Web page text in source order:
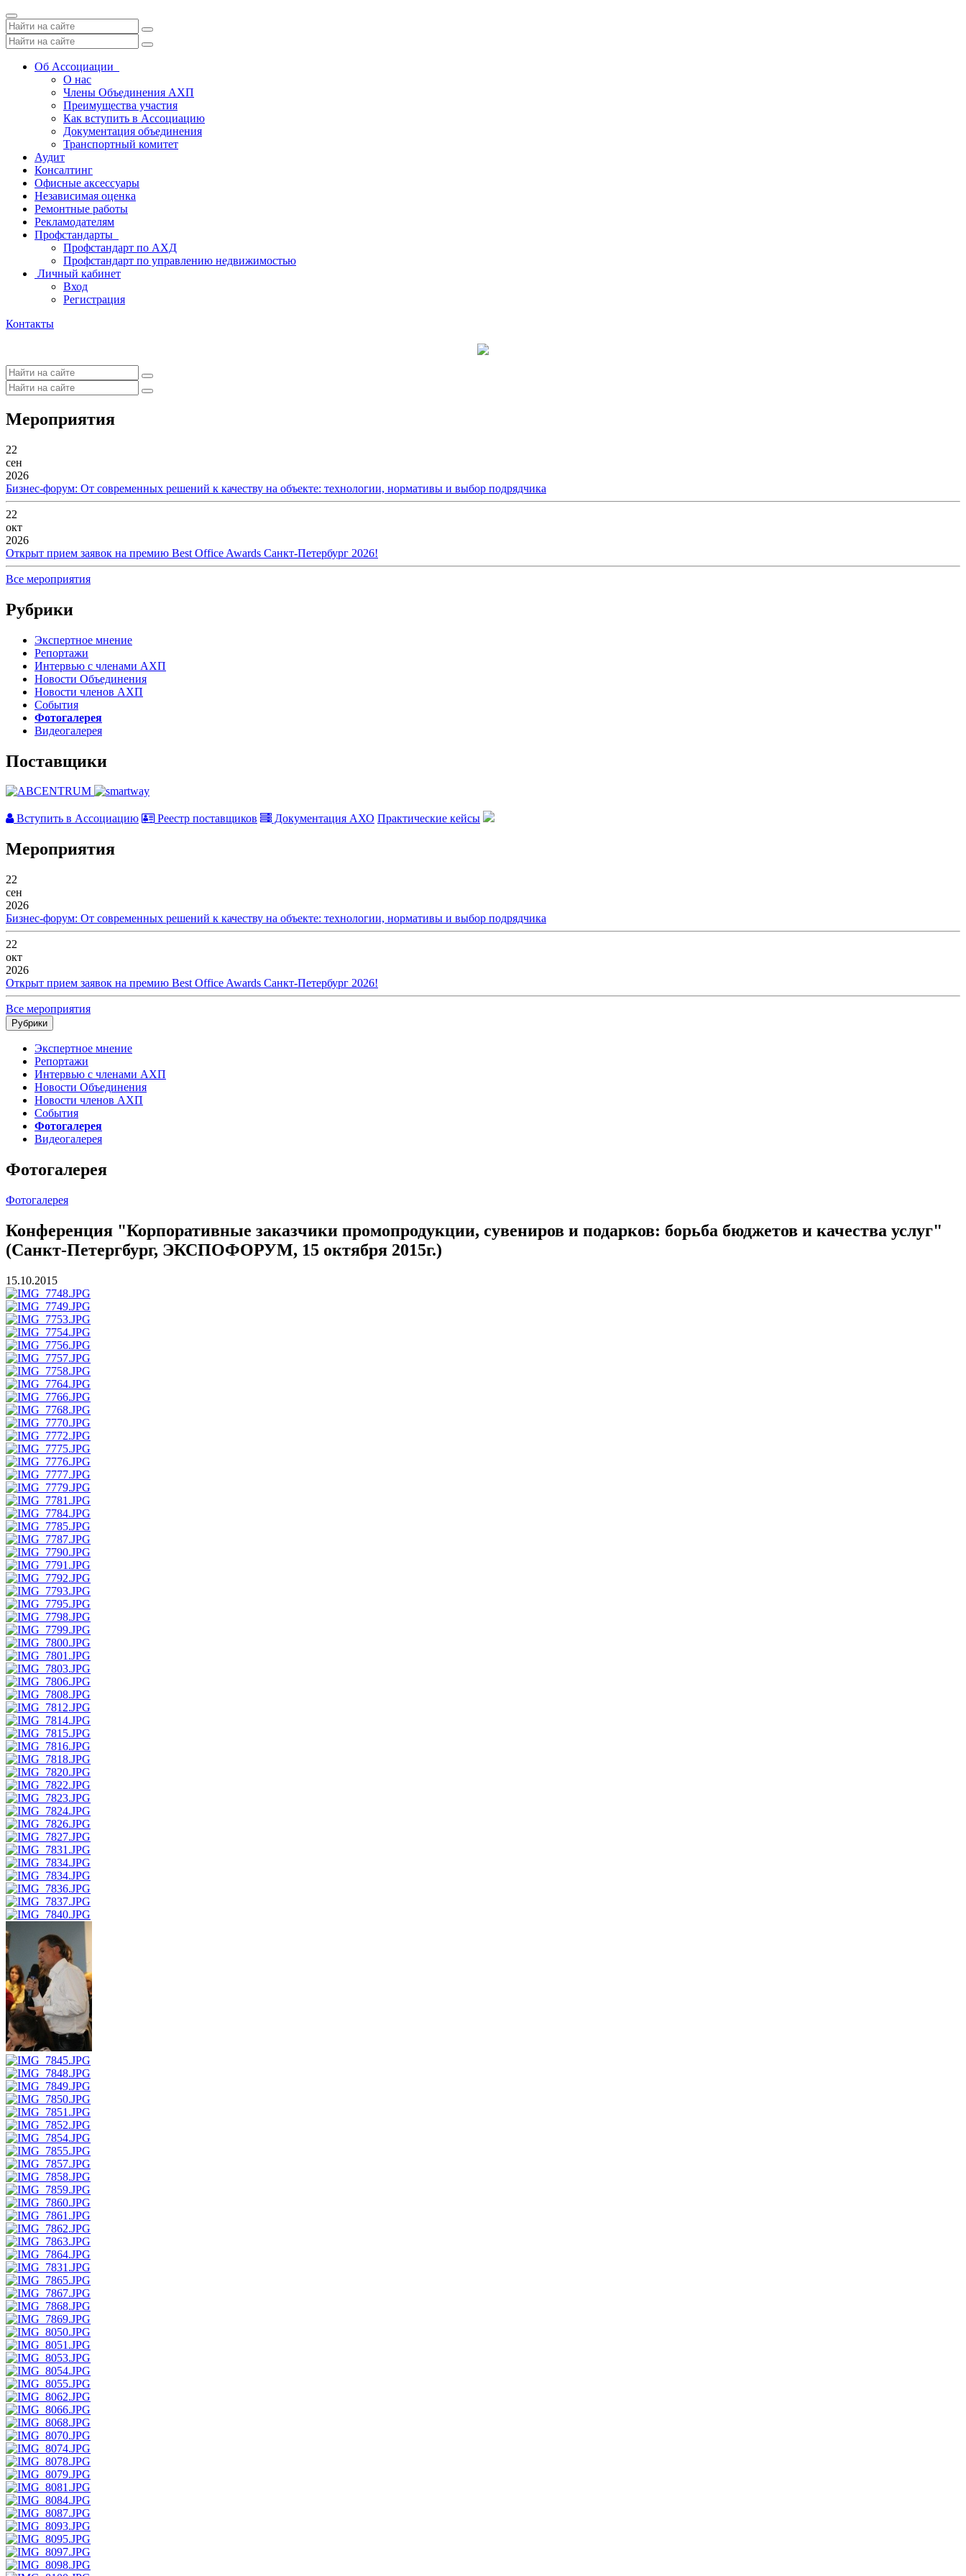
Toggle
navigation
Об Ассоциации
О нас
Члены Объединения АХП
Преимущества участия
Как вступить в Ассоциацию
Документация объединения
Транспортный комитет
Аудит
Консалтинг
Офисные аксессуары
Независимая оценка
Ремонтные работы
Рекламодателям
Профстандарты
Профстандарт по АХД
Профстандарт по управлению недвижимостью
Личный кабинет
Вход
Регистрация
Контакты
Мероприятия
22
сен
2026
Бизнес-форум: От современных решений к качеству на объекте: технологии, нормативы и выбор подрядчика
22
окт
2026
Открыт прием заявок на премию Best Office Awards Санкт-Петербург 2026!
Все мероприятия
Рубрики
Экспертное мнение
Репортажи
Интервью с членами АХП
Новости Объединения
Новости членов АХП
События
Фотогалерея
Видеогалерея
Поставщики
Вступить в Ассоциацию Реестр поставщиков Документация АХО Практические кейсы
Мероприятия
22
сен
2026
Бизнес-форум: От современных решений к качеству на объекте: технологии, нормативы и выбор подрядчика
22
окт
2026
Открыт прием заявок на премию Best Office Awards Санкт-Петербург 2026!
Все мероприятия
Рубрики
Экспертное мнение
Репортажи
Интервью с членами АХП
Новости Объединения
Новости членов АХП
События
Фотогалерея
Видеогалерея
Фотогалерея
Фотогалерея
Конференция "Корпоративные заказчики промопродукции, сувениров и подарков: борьба бюджетов и качества услуг"
(Санкт-Петергбург, ЭКСПОФОРУМ, 15 октября 2015г.)
15.10.2015